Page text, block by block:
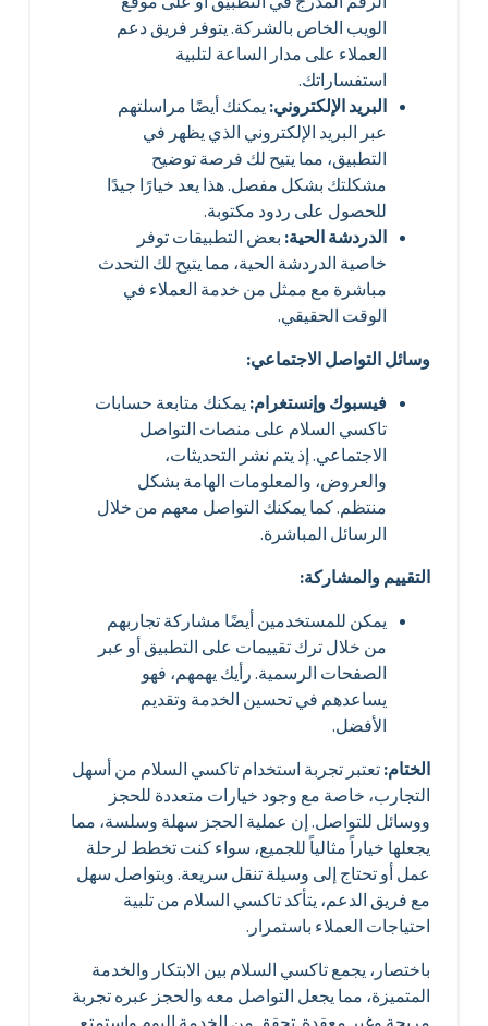
الويب الخاص بالشركة. يتوفر فريق دعم
العملاء على مدار الساعة لتلبية
استفساراتك.
البريد الإلكتروني:يمكنك أيضًا مراسلتهم
عبر البريد الإلكتروني الذي يظهر في
التطبيق، مما يتيح لك فرصة توضيح
مشكلتك بشكل مفصل. هذا يعد خيارًا جيدًا
للحصول على ردود مكتوبة.
الدردشة الحية:بعض التطبيقات توفر
خاصية الدردشة الحية، مما يتيح لك التحدث
مباشرة مع ممثل من خدمة العملاء في
الوقت الحقيقي.
وسائل التواصل الاجتماعي:
فيسبوك وإنستغرام:يمكنك متابعة حسابات
تاكسي السلام على منصات التواصل
الاجتماعي. إذ يتم نشر التحديثات،
والعروض، والمعلومات الهامة بشكل
منتظم. كما يمكنك التواصل معهم من خلال
الرسائل المباشرة.
التقييم والمشاركة:
يمكن للمستخدمين أيضًا مشاركة تجاربهم
من خلال ترك تقييمات على التطبيق أو عبر
الصفحات الرسمية. رأيك يهمهم، فهو
يساعدهم في تحسين الخدمة وتقديم
الأفضل.
الختام:تعتبر تجربة استخدام تاكسي السلام من أسهل
التجارب، خاصة مع وجود خيارات متعددة للحجز
ووسائل للتواصل. إن عملية الحجز سهلة وسلسة، مما
يجعلها خياراً مثالياً للجميع، سواء كنت تخطط لرحلة
عمل أو تحتاج إلى وسيلة تنقل سريعة. وبتواصل سهل
مع فريق الدعم، يتأكد تاكسي السلام من تلبية
احتياجات العملاء باستمرار.
باختصار، يجمع تاكسي السلام بين الابتكار والخدمة
المتميزة، مما يجعل التواصل معه والحجز عبره تجربة
مريحة وغير معقدة. تحقق من الخدمة اليوم واستمتع